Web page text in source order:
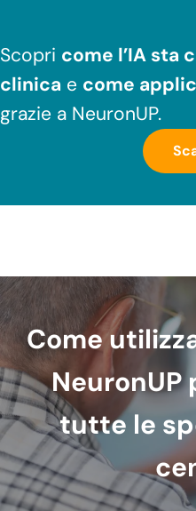
Scopri come l’IA sta
clinica e come
grazie a NeuronUP.
RIABILITAZIONE COGNITIVA
Come
NeuronUP
tutte le